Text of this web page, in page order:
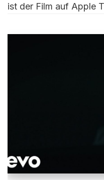
ist der Film auf Apple